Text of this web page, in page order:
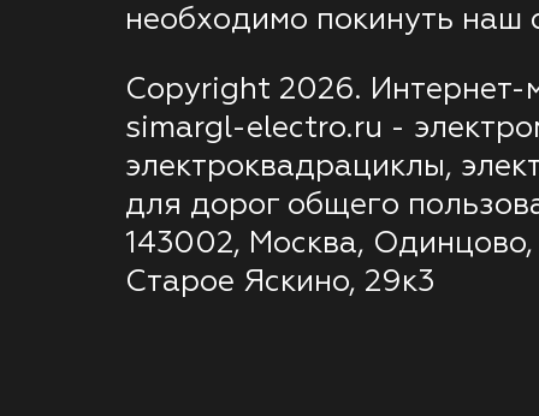
необходимо покинуть наш
Copyright 2026. Интернет-
simargl-electro.ru -
электроквадрациклы,
для дорог общего
143002, Москва, Одинцово,
Старое Яскино, 29к3